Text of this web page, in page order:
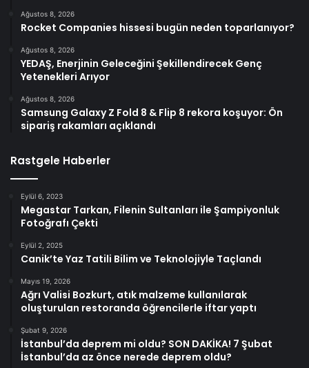
Ağustos 8, 2026
Rocket Companies hissesi bugün neden toparlanıyor?
Ağustos 8, 2026
YEDAŞ, Enerjinin Geleceğini Şekillendirecek Genç
Yetenekleri Arıyor
Ağustos 8, 2026
Samsung Galaxy Z Fold 8 & Flip 8 rekora koşuyor: Ön
sipariş rakamları açıklandı
Rastgele Haberler
Eylül 6, 2023
Megastar Tarkan, Filenin Sultanları ile Şampiyonluk
Fotoğrafı Çekti
Eylül 2, 2025
Canik’te Yaz Tatili Bilim ve Teknolojiyle Taçlandı
Mayıs 19, 2026
Ağrı Valisi Bozkurt, atık malzeme kullanılarak
oluşturulan restoranda öğrencilerle iftar yaptı
Şubat 9, 2026
İstanbul’da deprem mi oldu? SON DAKİKA! 7 Şubat
İstanbul’da az önce nerede deprem oldu?